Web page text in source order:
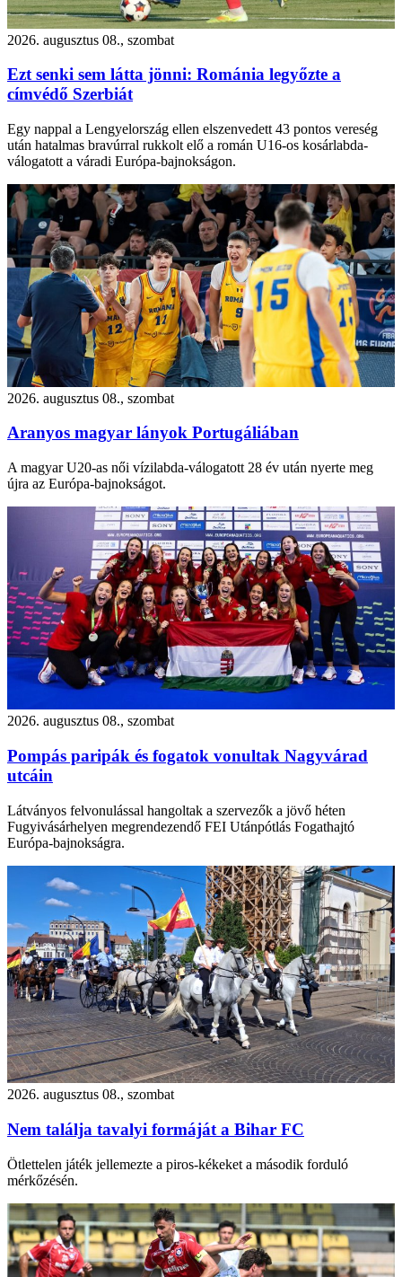
2026. augusztus 08., szombat
Ezt senki sem látta jönni: Románia legyőzte a
címvédő Szerbiát
Egy nappal a Lengyelország ellen elszenvedett 43 pontos vereség
után hatalmas bravúrral rukkolt elő a román U16-os kosárlabda-
válogatott a váradi Európa-bajnokságon.
2026. augusztus 08., szombat
Aranyos magyar lányok Portugáliában
A magyar U20-as női vízilabda-válogatott 28 év után nyerte meg
újra az Európa-bajnokságot.
2026. augusztus 08., szombat
Pompás paripák és fogatok vonultak Nagyvárad
utcáin
Látványos felvonulással hangoltak a szervezők a jövő héten
Fugyivásárhelyen megrendezendő FEI Utánpótlás Fogathajtó
Európa-bajnokságra.
2026. augusztus 08., szombat
Nem találja tavalyi formáját a Bihar FC
Ötlettelen játék jellemezte a piros-kékeket a második forduló
mérkőzésén.